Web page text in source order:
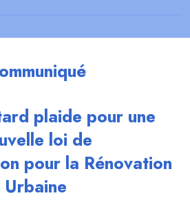
plaide pour une
loi de
pour la Rénovation
Urbaine